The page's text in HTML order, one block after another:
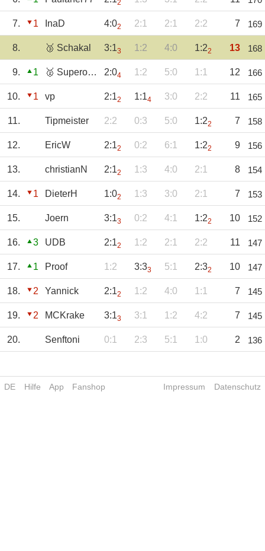
2
7. 1 InaD 4:02 2:1 2:1 2:2 7 169
8. 🥉 Schakal 3:13 1:2 4:0 1:22 13 168
9. 1 🥈 Superollie 2:04 1:2 5:0 1:1 12 166
10. 1 vp 2:12 1:14 3:0 2:2 11 165
11. Tipmeister 2:2 0:3 5:0 1:22 7 158
12. EricW 2:12 0:2 6:1 1:22 9 156
13. christianN 2:12 1:3 4:0 2:1 8 154
14. 1 DieterH 1:02 1:3 3:0 2:1 7 153
15. Joern 3:13 0:2 4:1 1:22 10 152
16. 3 UDB 2:12 1:2 2:1 2:2 11 147
17. 1 Proof 1:2 3:33 5:1 2:32 10 147
18. 2 Yannick 2:12 1:2 4:0 1:1 7 145
19. 2 MCKrake 3:13 3:1 1:2 4:2 7 145
20. Senftoni 0:1 2:3 5:1 1:0 2 136
DE Hilfe App Fanshop Impressum Datenschutz